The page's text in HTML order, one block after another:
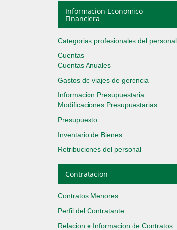
Informacion Economico
Financiera
Categorias profesionales del personal
Cuentas
Cuentas Anuales
Gastos de viajes de gerencia
Informacion Presupuestaria
Modificaciones Presupuestarias
Presupuesto
Inventario de Bienes
Retribuciones del personal
Contratacion
Contratos Menores
Perfil del Contratante
Relacion e Informacion de Contratos